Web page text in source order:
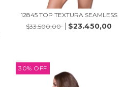
12845 TOP TEXTURA SEAMLESS
$33.500,00
$23.450,00
30% OFF